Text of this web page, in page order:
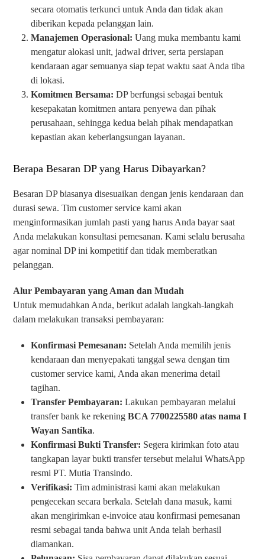
secara otomatis terkunci untuk Anda dan tidak akan
diberikan kepada pelanggan lain.
Manajemen Operasional: Uang muka membantu kami
mengatur alokasi unit, jadwal driver, serta persiapan
kendaraan agar semuanya siap tepat waktu saat Anda tiba
di lokasi.
Komitmen Bersama: DP berfungsi sebagai bentuk
kesepakatan komitmen antara penyewa dan pihak
perusahaan, sehingga kedua belah pihak mendapatkan
kepastian akan keberlangsungan layanan.
Berapa Besaran DP yang Harus Dibayarkan?
Besaran DP biasanya disesuaikan dengan jenis kendaraan dan
durasi sewa. Tim customer service kami akan
menginformasikan jumlah pasti yang harus Anda bayar saat
Anda melakukan konsultasi pemesanan. Kami selalu berusaha
agar nominal DP ini kompetitif dan tidak memberatkan
pelanggan.
Alur Pembayaran yang Aman dan Mudah
Untuk memudahkan Anda, berikut adalah langkah-langkah
dalam melakukan transaksi pembayaran:
Konfirmasi Pemesanan: Setelah Anda memilih jenis
kendaraan dan menyepakati tanggal sewa dengan tim
customer service kami, Anda akan menerima detail
tagihan.
Transfer Pembayaran: Lakukan pembayaran melalui
transfer bank ke rekeningBCA 7700225580 atas nama I
Wayan Santika.
Konfirmasi Bukti Transfer: Segera kirimkan foto atau
tangkapan layar bukti transfer tersebut melalui WhatsApp
resmi PT. Mutia Transindo.
Verifikasi: Tim administrasi kami akan melakukan
pengecekan secara berkala. Setelah dana masuk, kami
akan mengirimkan e-invoice atau konfirmasi pemesanan
resmi sebagai tanda bahwa unit Anda telah berhasil
diamankan.